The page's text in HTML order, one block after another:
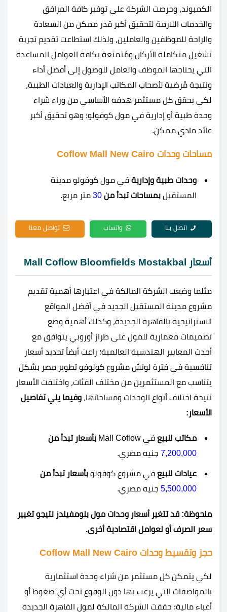
الكمبوند، وحرصت الشركة على توفير كافة المرافق
والخدمات اللازمة لتحقيق أكبر قدر ممكن من السعادة
والراحة للموظفين والعاملين، ولذلك استطاعت تقديم تجربة
تشغيل متكاملة الأركان ومُتمتعة بكافة العوامل المساعدة
التي يحتاجها الموظف والعامل للوصول إلى أفضل أداء
ونتيجة مُرضية لأصحاب المكاتب الإدارية والعيادات الطبية،
لكي يحقق كل مستثمر هدفه الأساسي من وراء شراء
وحدة طبية أو إدارية في مول كوفولو؛ وهو تحقيق أكبر
عائد مادي ممكن.
مساحات وحدات Coflow Mall New Cairo
وحدات طبية وإدارية في مول كوفولو مدينة
المستقبل بمساحات تبدأ من 30 متر مربع.
اتصل بنا واتساب تواصل معنا
أسعار Mall Coflow Bloomfields Mostakbal
مثلما وضعت الشركة المالكة في اعتبارها أهمية تقديم
مشروع مدينة المستقبل الجديد في أفضل المواقع
الاستراتيجية بالقاهرة الجديدة، وكذلك أهمية وضع
تصميمات معمارية للمول على طراز أوروبي يتوافق مع
أحدث المعايير الهندسية العالمية؛ راعت أيضاً تحديد أسعار
تنافسية في فترة لونش مشروع كولوفو تطوير مصر بشكل
يتناسب مع المستثمرين من مختلف الفئات، واختلفت الأسعار
نتيجة اختلاف أنواع الوحدات ومساحاتها، وفيما يلي تفاصيل
الأسعار:
مكاتب للبيع في Mall Coflow
بأسعار تبدأ من
7,200,000 جنيه مصري.
عيادات للبيع في مشروع كوفولو بأسعار تبدأ من
5,500,000 جنيه مصري.
ملحوظة: قد تتغير أسعار وحدات مول بلومفيلدز نتيجو تغيير
سعر الصرف أو لعوامل اقتصادية أخرى.
حجز وتقسيط وحدات Coflow Mall New Cairo
لكي يتمكن كل مستثمر من شراء وحدة استثمارية
بالمواصفات التي يرغب بها دون الوقوع تحت أي َضغوط أو
أعباء مالية؛ حققت الشركة المالكة لمول القاهرة الجديدة